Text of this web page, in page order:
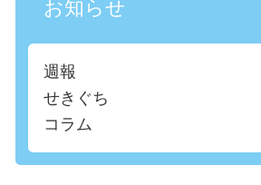
お知らせ
週報
せきぐち
コラム